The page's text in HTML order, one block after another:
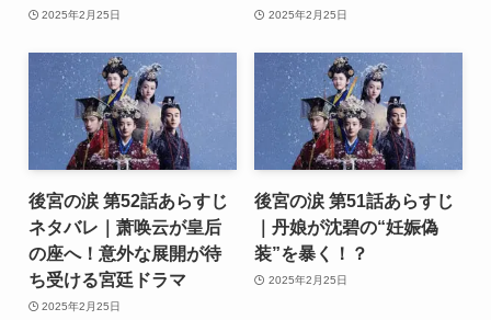
2025年2月25日 2025年2月25日
後宮の涙 第52話あらすじ
ネタバレ｜萧唤云が皇后
の座へ！意外な展開が待
ち受ける宮廷ドラマ
2025年2月25日
後宮の涙 第51話あらすじ
｜丹娘が沈碧の“妊娠偽
装”を暴く！？
2025年2月25日